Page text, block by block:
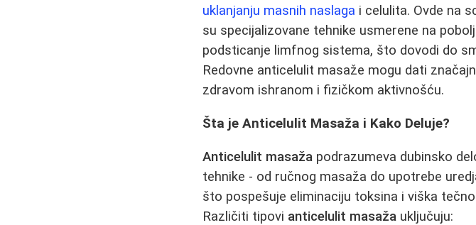
uklanjanju masnih naslaga i celulita. Ovde na
su specijalizovane tehnike usmerene na
podsticanje limfnog sistema, što dovodi do
Redovne anticelulit masaže mogu dati
zdravom ishranom i fizičkom aktivnošću.
Šta je Anticelulit Masaža i Kako Deluje?
Anticelulit masaža podrazumeva dubinsko
tehnike - od ručnog masaža do upotrebe
što pospešuje eliminaciju toksina i viška
Različiti tipovi anticelulit masaža uključuju: